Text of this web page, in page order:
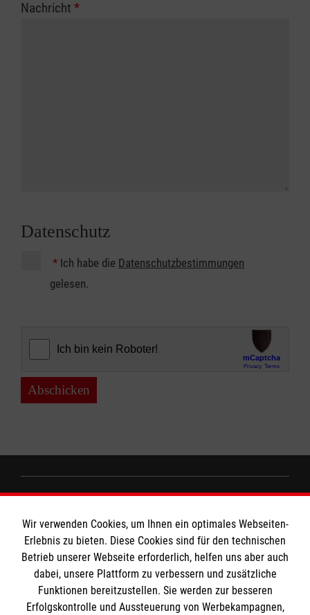
Nachricht *
Datenschutz
* Ich habe die Datenschutzbestimmungen
gelesen.
Abschicken
Impressum
Datenschutz
Kontakt
Die Malteser
Wir verwenden Cookies, um Ihnen ein optimales Webseiten-
Erlebnis zu bieten. Diese Cookies sind für den technischen
Betrieb unserer Webseite erforderlich, helfen uns aber auch
dabei, unsere Plattform zu verbessern und zusätzliche
Funktionen bereitzustellen. Sie werden zur besseren
Erfolgskontrolle und Aussteuerung von Werbekampagnen,